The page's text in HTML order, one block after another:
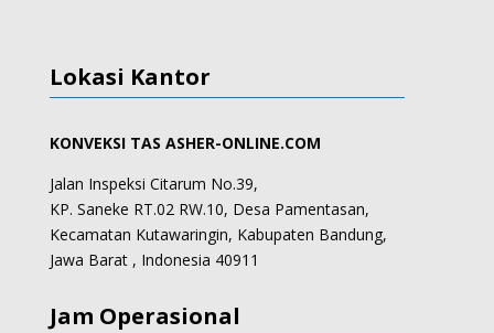
Lokasi Kantor
KONVEKSI TAS ASHER-ONLINE.COM
Jalan Inspeksi Citarum No.39,
KP. Saneke RT.02 RW.10, Desa Pamentasan,
Kecamatan Kutawaringin, Kabupaten Bandung,
Jawa Barat , Indonesia 40911
Jam Operasional